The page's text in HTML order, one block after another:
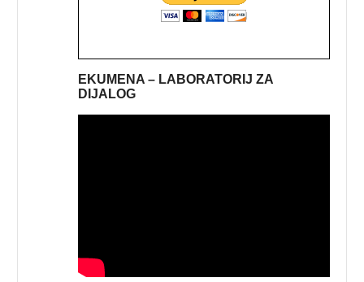
EKUMENA – LABORATORIJ ZA
DIJALOG